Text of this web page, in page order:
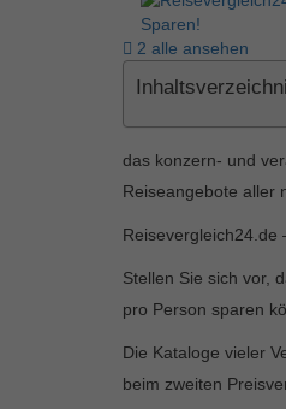
2 alle ansehen
das konzern- und
Reiseangebote aller
Reisevergleich24.de
Stellen Sie sich vor,
pro Person sparen
Die Kataloge vieler
beim zweiten